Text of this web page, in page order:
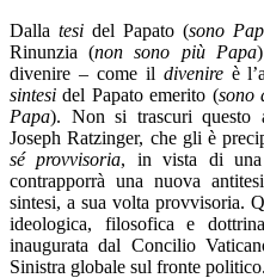
Dalla tesi del Papato (sono
Rinunzia (non sono più Papa
divenire – come il divenireè
sintesi del Papato emerito (sono
Papa). Non si trascuri questo
Joseph Ratzinger, che gli è
sé provvisoria, in vista di
contrapporrà una nuova
sintesi, a sua volta provvisoria.
ideologica, filosofica e
inaugurata dal Concilio
Sinistra globale sul fronte politico.